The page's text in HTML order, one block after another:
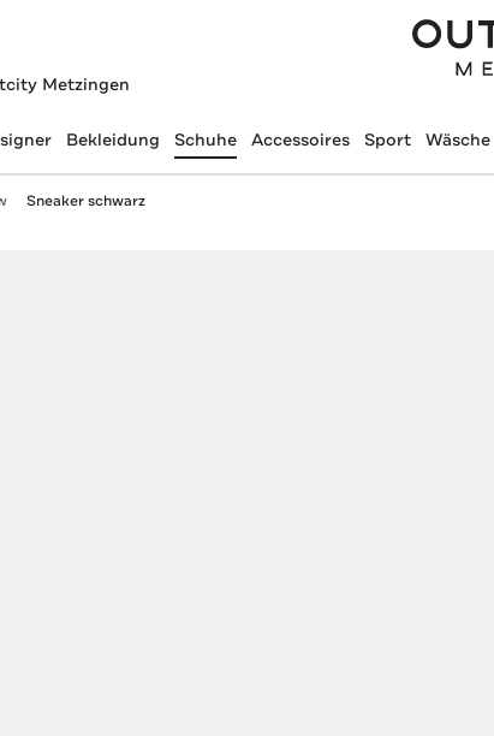
Metzingen
Bekleidung Schuhe Accessoires Sport Wäsche
Sneaker schwarz